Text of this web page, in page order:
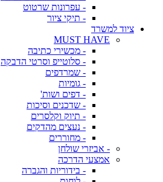
- עפרונות שרטוט
- תיקי ציור
ציוד למשרד
MUST HAVE
- מכשירי כתיבה
- סלוטייפ וסרטי הדבקה
- שמרדפים
- גומיות
- דפים ושות'
- שדכנים וסיכות
- תיוק וקלסרים
- נעצים מהדקים
- מחוררים
- אביזרי שולחן
אמצעי הדרכה
- בידוריות והגברה